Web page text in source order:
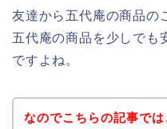
友達から五代庵の商品の
五代庵の商品を少しでも
ですよね。
なのでこちらの記事で